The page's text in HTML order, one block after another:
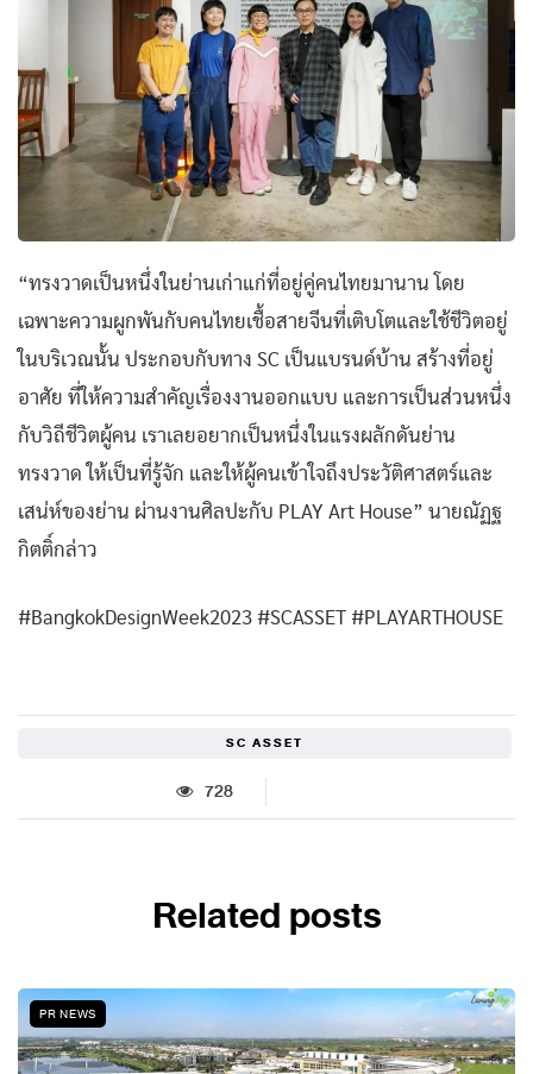
“ทรงวาดเป็นหนึ่งในย่านเก่าแก่ที่อยู่คู่คนไทยมานาน โดย
เฉพาะความผูกพันกับคนไทยเชื้อสายจีนที่เติบโตและใช้ชีวิตอยู่
ในบริเวณนั้น ประกอบกับทาง SC เป็นแบรนด์บ้าน สร้างที่อยู่
อาศัย ที่ให้ความสำคัญเรื่องงานออกแบบ และการเป็นส่วนหนึ่ง
กับวิถีชีวิตผู้คน เราเลยอยากเป็นหนึ่งในแรงผลักดันย่าน
ทรงวาด ให้เป็นที่รู้จัก และให้ผู้คนเข้าใจถึงประวัติศาสตร์และ
เสน่ห์ของย่าน ผ่านงานศิลปะกับ PLAY Art House” นายณัฏฐ
กิตติ์กล่าว
#BangkokDesignWeek2023 #SCASSET #PLAYARTHOUSE
SC ASSET
728
Related posts
PR NEWS